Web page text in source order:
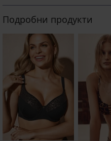
Подробни продукти